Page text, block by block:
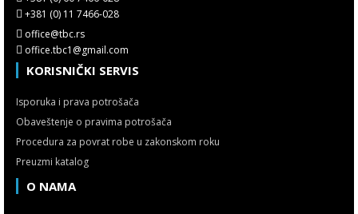
+381 (0) 11 7466-028
office@tbc.rs
office.tbc1@gmail.com
KORISNIČKI SERVIS
Isporuka i prava potrošača
Obaveštenje o pravima potrošača
Procedura za povrat robe u zakonskom roku
Preuzmi katalog
O NAMA